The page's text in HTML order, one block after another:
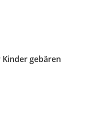
gebären